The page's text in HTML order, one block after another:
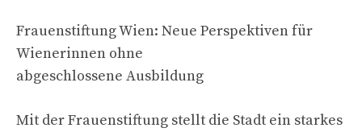
Frauenstiftung Wien: Neue Perspektiven für
Wienerinnen ohne
abgeschlossene Ausbildung
Mit der Frauenstiftung stellt die Stadt ein starkes